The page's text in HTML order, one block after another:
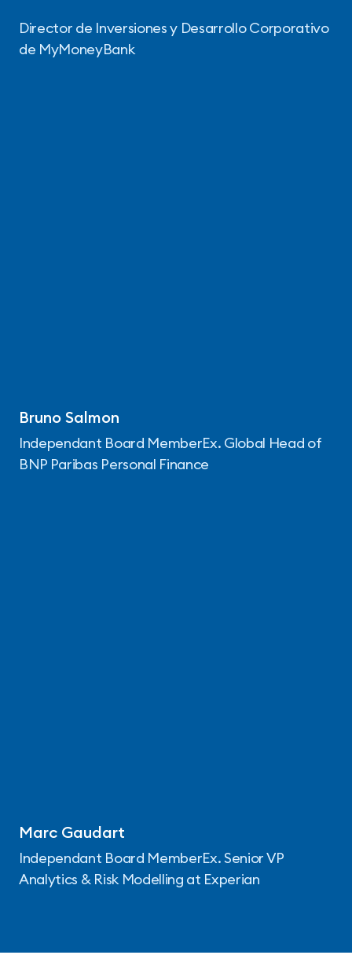
Director de Inversiones y Desarrollo Corporativo
de MyMoneyBank
Bruno Salmon
Independant Board MemberEx. Global Head of
BNP Paribas Personal Finance
Marc Gaudart
Independant Board MemberEx. Senior VP
Analytics & Risk Modelling at Experian